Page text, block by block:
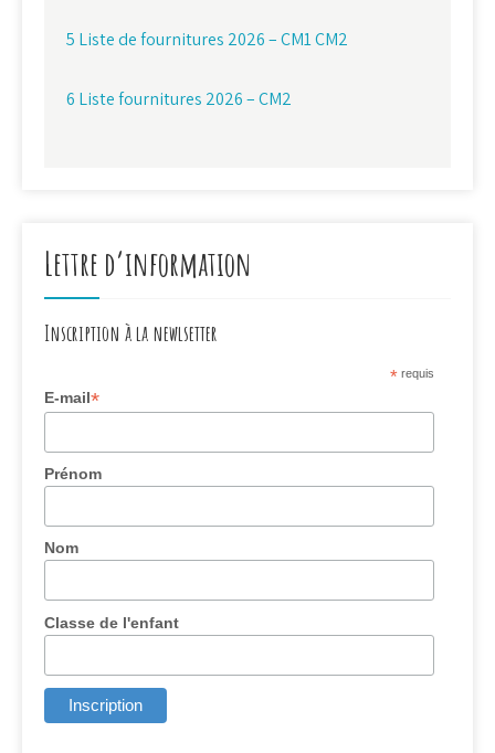
5 Liste de fournitures 2026 – CM1 CM2
6 Liste fournitures 2026 – CM2
Lettre d’information
Inscription à la newlsetter
* requis
E-mail*
Prénom
Nom
Classe de l'enfant